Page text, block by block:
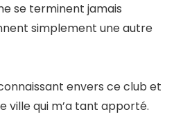
se terminent jamais
simplement une autre
envers ce club et
ville qui m’a tant apporté.